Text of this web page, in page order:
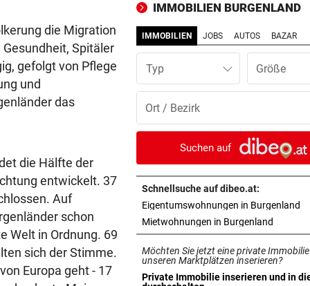
die Migration
Spitäler
gefolgt von Pflege
und
das
die Hälfte der
entwickelt. 37
Auf
schon
Welt in Ordnung. 69
sich der Stimme.
Europa geht - 17
blaue Hände
BUNDESLIGA IM TICKER
SCR Altach gegen WSG Tirol
„KRONE“ VOR ORT vor
Polizeianhaltezentrum:
entkräftet Kritik
IN MÖRBISCH
Treffen Sie die
Andrea Berg live
ELTERN SCHLUGEN ALARM vor
Lottogewinner schickte
IMMOBILIEN BURGENLAND
IMMOBILIEN JOBS AUTOS BAZAR
Typ
Suchen auf
Schnellsuche auf dibeo.at:
Eigentumswohnungen in Burgenland
Mietwohnungen in Burgenland
Möchten Sie jetzt eine private
unseren Marktplätzen inserieren?
Private Immobilie inserieren und in